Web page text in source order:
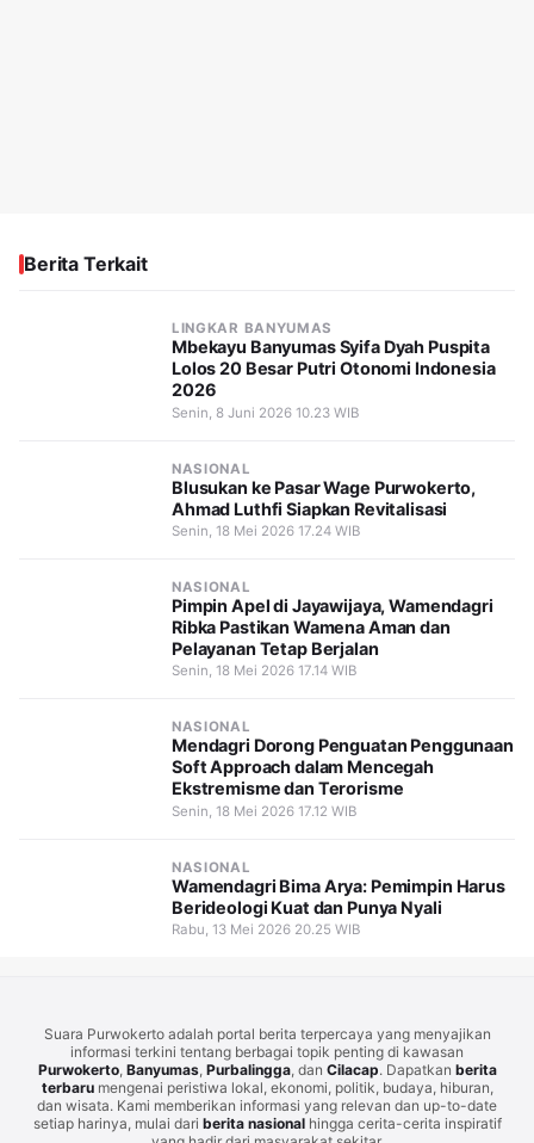
Berita Terkait
LINGKAR BANYUMAS
Mbekayu Banyumas Syifa Dyah Puspita
Lolos 20 Besar Putri Otonomi Indonesia
2026
Senin, 8 Juni 2026 10.23 WIB
NASIONAL
Blusukan ke Pasar Wage Purwokerto,
Ahmad Luthfi Siapkan Revitalisasi
Senin, 18 Mei 2026 17.24 WIB
NASIONAL
Pimpin Apel di Jayawijaya, Wamendagri
Ribka Pastikan Wamena Aman dan
Pelayanan Tetap Berjalan
Senin, 18 Mei 2026 17.14 WIB
NASIONAL
Mendagri Dorong Penguatan Penggunaan
Soft Approach dalam Mencegah
Ekstremisme dan Terorisme
Senin, 18 Mei 2026 17.12 WIB
NASIONAL
Wamendagri Bima Arya: Pemimpin Harus
Berideologi Kuat dan Punya Nyali
Rabu, 13 Mei 2026 20.25 WIB
Suara Purwokerto adalah portal berita terpercaya yang menyajikan
informasi terkini tentang berbagai topik penting di kawasan
Purwokerto, Banyumas, Purbalingga, dan Cilacap. Dapatkan berita
terbarumengenai peristiwa lokal, ekonomi, politik, budaya, hiburan,
dan wisata. Kami memberikan informasi yang relevan dan up-to-date
setiap harinya, mulai dari berita nasionalhingga cerita-cerita inspiratif